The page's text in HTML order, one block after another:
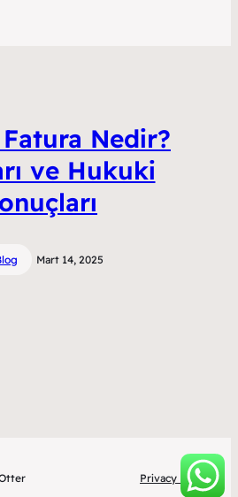
Nedir?
ve Hukuki
Mart 14, 2025
Privacy Policy